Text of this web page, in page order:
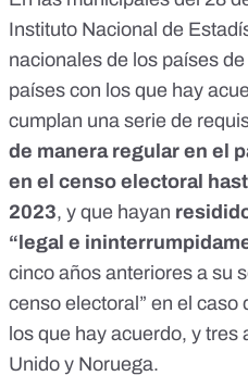
Instituto Nacional de
nacionales de los países
países con los que hay
cumplan una serie de
de manera regular en el
en el censo electoral
2023, y que hayan
“legal e
cinco años anteriores a su
censo electoral” en el caso
los que hay acuerdo, y tres
Unido y Noruega.